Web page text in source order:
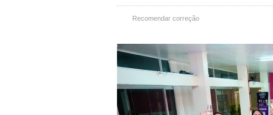
Recomendar correção